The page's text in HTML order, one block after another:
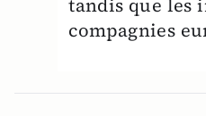
tandis que les
compagnies